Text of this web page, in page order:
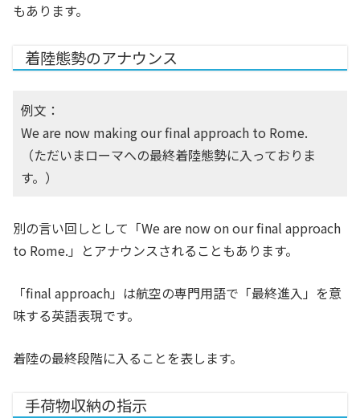
もあります。
着陸態勢のアナウンス
例文：
We are now making our final approach to Rome.
（ただいまローマへの最終着陸態勢に入っておりま
す。）
別の言い回しとして「We are now on our final approach
to Rome.」とアナウンスされることもあります。
「final approach」は航空の専門用語で「最終進入」を意
味する英語表現です。
着陸の最終段階に入ることを表します。
手荷物収納の指示